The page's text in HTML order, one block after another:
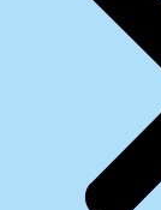
van